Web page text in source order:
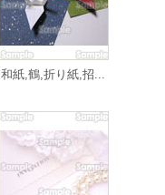
和紙,鶴,折り紙,招...